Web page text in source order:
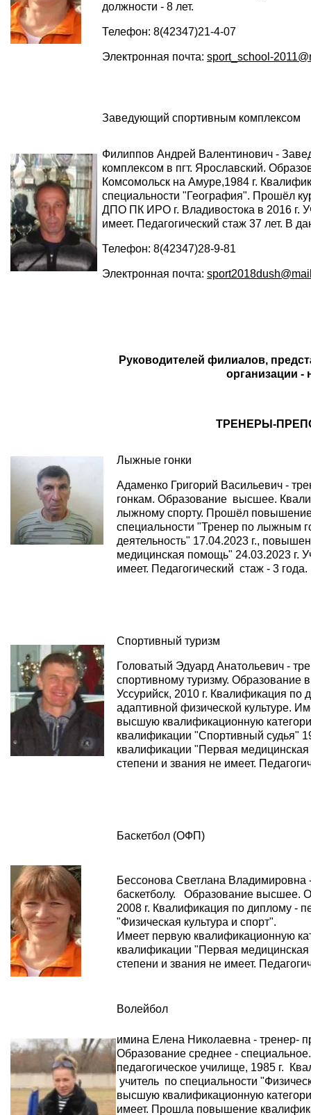
должности - 8 лет.
Телефон: 8(42347)21-4-07
Электронная почта: sport_school-
Заведующий спортивным комплексом
Филиппов Андрей Валентинович -
комплексом в пгт. Ярославский.
Комсомольск на Амуре,1984 г.
специальности "География". Прошёл
ДПО ПК ИРО г. Владивостока в 2016 г.
имеет. Педагогический стаж 37 лет. В
Телефон: 8(42347)28-9-81
Электронная почта:
Руководителей филиалов,
организации -
ТРЕНЕРЫ-
Лыжные гонки
Адаменко Григорий Васильевич -
гонкам. Образование высшее.
лыжному спорту. Прошёл
специальности "Тренер по лыжным
деятельность" 17.04.2023 г.,
медицинская помощь" 24.03.2023 г.
имеет. Педагогический стаж - 3 года.
Спортивный туризм
Головатый Эдуард Анатольевич -
спортивному туризму. Образование
Уссурийск, 2010 г. Квалификация
адаптивной физической культуре.
высшую квалификационную
квалификации "Спортивный судья"
квалификации "Первая
степени и звания не имеет.
Баскетбол (ОФП)
Бессонова Светлана Владимировна
баскетболу. Образование высшее.
2008 г. Квалификация по диплому -
"Физическая культура и спорт".
Имеет первую квалификационную
квалификации "Первая
степени и звания не имеет.
Волейбол
имина Елена Николаевна - тренер-
Образование среднее -
педагогическое училище, 1985 г.
учитель по специальности
высшую квалификационную
имеет. Прошла повышение